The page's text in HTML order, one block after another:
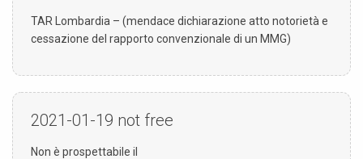
TAR Lombardia – (mendace dichiarazione atto notorietà e
cessazione del rapporto convenzionale di un MMG)
2021-01-19 not free
Non è prospettabile il